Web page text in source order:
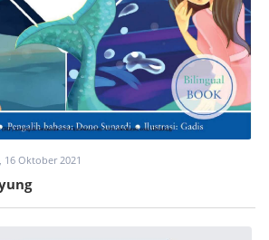
16 Oktober 2021